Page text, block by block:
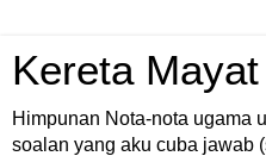
Kereta Mayat
Himpunan Nota-nota ugama
soalan yang aku cuba jawab